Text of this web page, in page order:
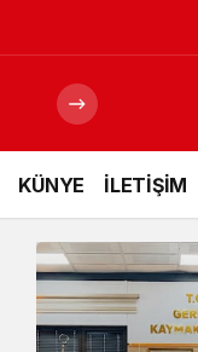
KÜNYE İLETİŞİM